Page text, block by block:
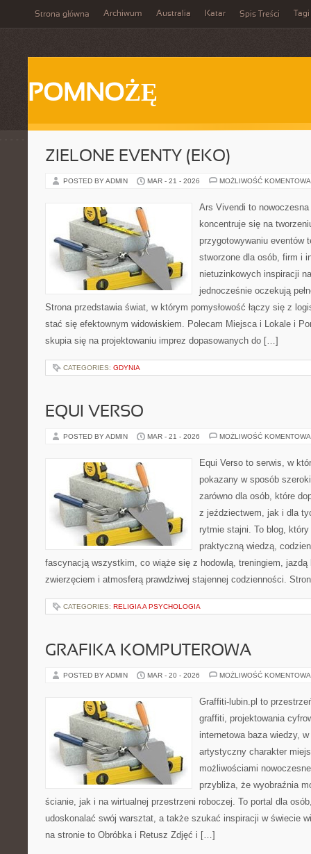
Strona główna Archiwum Australia Katar Spis Treści Tagi
POMNOŻĘ
ZIELONE EVENTY (EKO)
POSTED BY ADMIN MAR - 21 - 2026 MOŻLIWOŚĆ
Ars Vivendi to
koncentruje się na
przygotowywaniu eventów
stworzone dla osób, firm i
nietuzinkowych inspiracji
jednocześnie oczekują
Strona przedstawia świat, w którym pomysłowość łączy się z
stać się efektownym widowiskiem. Polecam Miejsca i Lokale i
skupia się na projektowaniu imprez dopasowanych do […]
CATEGORIES: GDYNIA
EQUI VERSO
POSTED BY ADMIN MAR - 21 - 2026 MOŻLIWOŚĆ
Equi Verso to serwis, w
pokazany w sposób
zarówno dla osób, które
z jeździectwem, jak i dla
rytmie stajni. To blog,
praktyczną wiedzą,
fascynacją wszystkim, co wiąże się z hodowlą, treningiem, jazdą
zwierzęciem i atmosferą prawdziwej stajennej codzienności.
CATEGORIES: RELIGIA A PSYCHOLOGIA
GRAFIKA KOMPUTEROWA
POSTED BY ADMIN MAR - 20 - 2026 MOŻLIWOŚĆ
Graffiti-lubin.pl to
graffiti, projektowania
internetowa baza wiedzy,
artystyczny charakter
możliwościami
przybliża, że wyobraźnia
ścianie, jak i na wirtualnej przestrzeni roboczej. To portal dla
udoskonalać swój warsztat, a także szukać inspiracji w świecie
na stronie to Obróbka i Retusz Zdjęć i […]